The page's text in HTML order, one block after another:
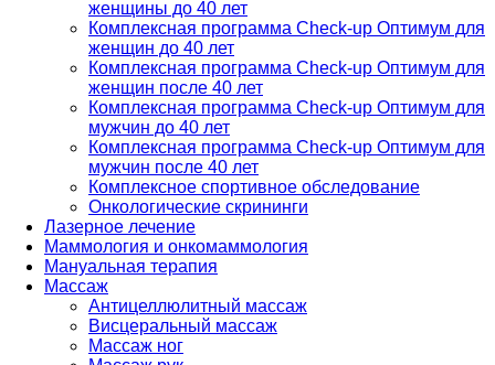
женщины до 40 лет
Комплексная программа Check-up Оптимум для
женщин до 40 лет
Комплексная программа Check-up Оптимум для
женщин после 40 лет
Комплексная программа Check-up Оптимум для
мужчин до 40 лет
Комплексная программа Check-up Оптимум для
мужчин после 40 лет
Комплексное спортивное обследование
Онкологические скрининги
Лазерное лечение
Маммология и онкомаммология
Мануальная терапия
Массаж
Антицеллюлитный массаж
Висцеральный массаж
Массаж ног